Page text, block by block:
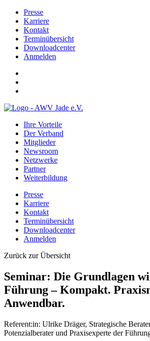
Presse
Karriere
Kontakt
Terminübersicht
Downloadcenter
Anmelden
Ihre Vorteile
Der Verband
Mitglieder
Newsroom
Netzwerke
Partner
Weiterbildung
Presse
Karriere
Kontakt
Terminübersicht
Downloadcenter
Anmelden
Zurück zur Übersicht
Seminar: Die Grundlagen
Führung – Kompakt.
Anwendbar.
Referent:in: Ulrike Dräger, Strategische
Potenzialberater und Praxisexperte der